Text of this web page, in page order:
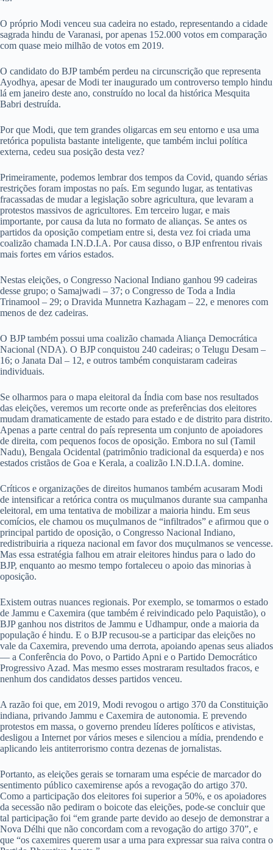
O próprio Modi venceu sua cadeira no estado, representando a cidade
sagrada hindu de Varanasi, por apenas 152.000 votos em comparação
com quase meio milhão de votos em 2019.
O candidato do BJP também perdeu na circunscrição que representa
Ayodhya, apesar de Modi ter inaugurado um controverso templo hindu
lá em janeiro deste ano, construído no local da histórica Mesquita
Babri destruída.
Por que Modi, que tem grandes oligarcas em seu entorno e usa uma
retórica populista bastante inteligente, que também inclui política
externa, cedeu sua posição desta vez?
Primeiramente, podemos lembrar dos tempos da Covid, quando sérias
restrições foram impostas no país. Em segundo lugar, as tentativas
fracassadas de mudar a legislação sobre agricultura, que levaram a
protestos massivos de agricultores. Em terceiro lugar, e mais
importante, por causa da luta no formato de alianças. Se antes os
partidos da oposição competiam entre si, desta vez foi criada uma
coalizão chamada I.N.D.I.A. Por causa disso, o BJP enfrentou rivais
mais fortes em vários estados.
Nestas eleições, o Congresso Nacional Indiano ganhou 99 cadeiras
desse grupo; o Samajwadi – 37; o Congresso de Toda a India
Trinamool – 29; o Dravida Munnetra Kazhagam – 22, e menores com
menos de dez cadeiras.
O BJP também possui uma coalizão chamada Aliança Democrática
Nacional (NDA). O BJP conquistou 240 cadeiras; o Telugu Desam –
16; o Janata Dal – 12, e outros também conquistaram cadeiras
individuais.
Se olharmos para o mapa eleitoral da Índia com base nos resultados
das eleições, veremos um recorte onde as preferências dos eleitores
mudam dramaticamente de estado para estado e de distrito para distrito.
Apenas a parte central do país representa um conjunto de apoiadores
de direita, com pequenos focos de oposição. Embora no sul (Tamil
Nadu), Bengala Ocidental (patrimônio tradicional da esquerda) e nos
estados cristãos de Goa e Kerala, a coalizão I.N.D.I.A. domine.
Críticos e organizações de direitos humanos também acusaram Modi
de intensificar a retórica contra os muçulmanos durante sua campanha
eleitoral, em uma tentativa de mobilizar a maioria hindu. Em seus
comícios, ele chamou os muçulmanos de “infiltrados” e afirmou que o
principal partido de oposição, o Congresso Nacional Indiano,
redistribuiria a riqueza nacional em favor dos muçulmanos se vencesse.
Mas essa estratégia falhou em atrair eleitores hindus para o lado do
BJP, enquanto ao mesmo tempo fortaleceu o apoio das minorias à
oposição.
Existem outras nuances regionais. Por exemplo, se tomarmos o estado
de Jammu e Caxemira (que também é reivindicado pelo Paquistão), o
BJP ganhou nos distritos de Jammu e Udhampur, onde a maioria da
população é hindu. E o BJP recusou-se a participar das eleições no
vale da Caxemira, prevendo uma derrota, apoiando apenas seus aliados
— a Conferência do Povo, o Partido Apni e o Partido Democrático
Progressivo Azad. Mas mesmo esses mostraram resultados fracos, e
nenhum dos candidatos desses partidos venceu.
A razão foi que, em 2019, Modi revogou o artigo 370 da Constituição
indiana, privando Jammu e Caxemira de autonomia. E prevendo
protestos em massa, o governo prendeu líderes políticos e ativistas,
desligou a Internet por vários meses e silenciou a mídia, prendendo e
aplicando leis antiterrorismo contra dezenas de jornalistas.
Portanto, as eleições gerais se tornaram uma espécie de marcador do
sentimento público caxemirense após a revogação do artigo 370.
Como a participação dos eleitores foi superior a 50%, e os apoiadores
da secessão não pediram o boicote das eleições, pode-se concluir que
tal participação foi “em grande parte devido ao desejo de demonstrar a
Nova Délhi que não concordam com a revogação do artigo 370”, e
que “os caxemires querem usar a urna para expressar sua raiva contra o